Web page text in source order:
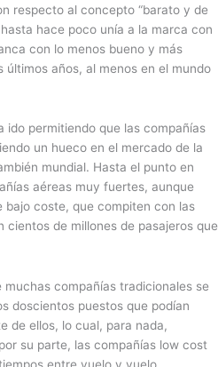
respecto al concepto “barato y de
hace poco unía a la marca con
con lo menos bueno y más
últimos años, al menos en el mundo
ido permitiendo que las compañías
un hueco en el mercado de la
mundial. Hasta el punto en
aéreas muy fuertes, aunque
bajo coste, que compiten con las
de millones de pasajeros que
compañías tradicionales se
doscientos puestos que podían
de ellos, lo cual, para nada,
su parte, las compañías low cost